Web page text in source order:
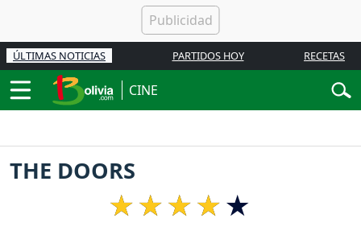
ÚLTIMAS NOTICIAS PARTIDOS HOY RECETAS
CINE
THE DOORS